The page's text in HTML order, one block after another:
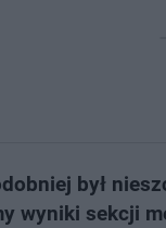
był
wyniki sekcji